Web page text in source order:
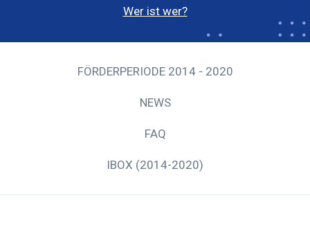
Wer ist wer?
FÖRDERPERIODE 2014 - 2020
NEWS
FAQ
IBOX (2014-2020)